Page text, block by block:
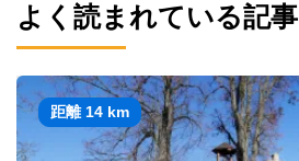
よく読まれている記事
距離 14 km